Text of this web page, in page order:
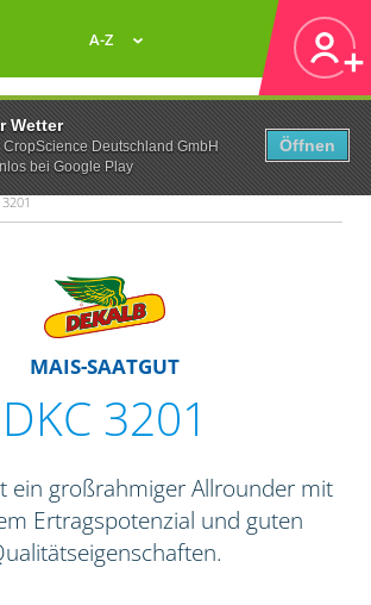
Wetter
CropScience Deutschland GmbH
bei Google Play
Öffnen
A-Z
MAIS-SAATGUT
DKC 3201
ein großrahmiger Allrounder mit
Ertragspotenzial und guten